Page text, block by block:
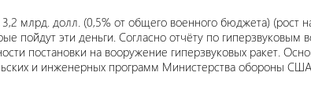
млрд. долл. (0,5% от общего военного бюджета)
пойдут эти деньги. Согласно отчёту по гиперзвуковым
постановки на вооружение гиперзвуковых ракет.
и инженерных программ Министерства обороны